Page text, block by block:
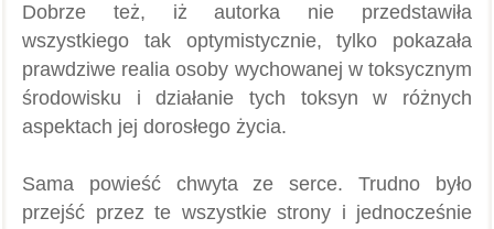
Dobrze też, iż autorka nie przedstawiła
wszystkiego tak optymistycznie, tylko pokazała
prawdziwe realia osoby wychowanej w toksycznym
środowisku i działanie tych toksyn w różnych
aspektach jej dorosłego życia.
Sama powieść chwyta ze serce. Trudno było
przejść przez te wszystkie strony i jednocześnie